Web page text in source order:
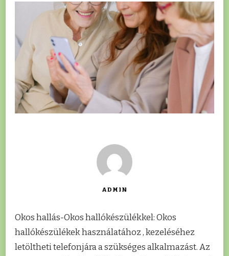
ADMIN
Okos hallás-Okos hallókészülékkel: Okos
hallókészülékek használatához , kezeléséhez
letöltheti telefonjára a szükséges alkalmazást. Az